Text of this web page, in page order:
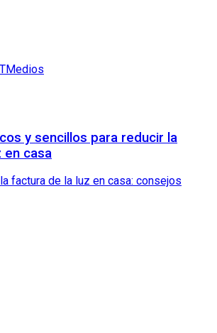
y sencillos para reducir la
en casa